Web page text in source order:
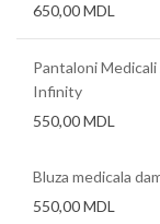
650,00MDL
Pantaloni
Infinity
550,00MDL
Bluza medicala
550,00MDL